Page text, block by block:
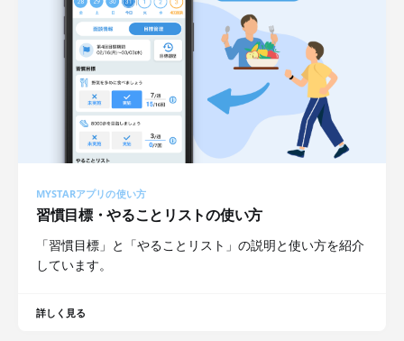
MYSTARアプリの使い方
習慣目標・やることリストの使い方
「習慣目標」と「やることリスト」の説明と使い方を紹介
しています。
詳しく見る